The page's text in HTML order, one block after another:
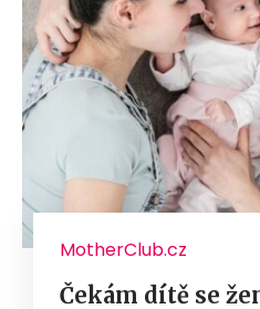
MotherClub.cz
Čekám dítě se